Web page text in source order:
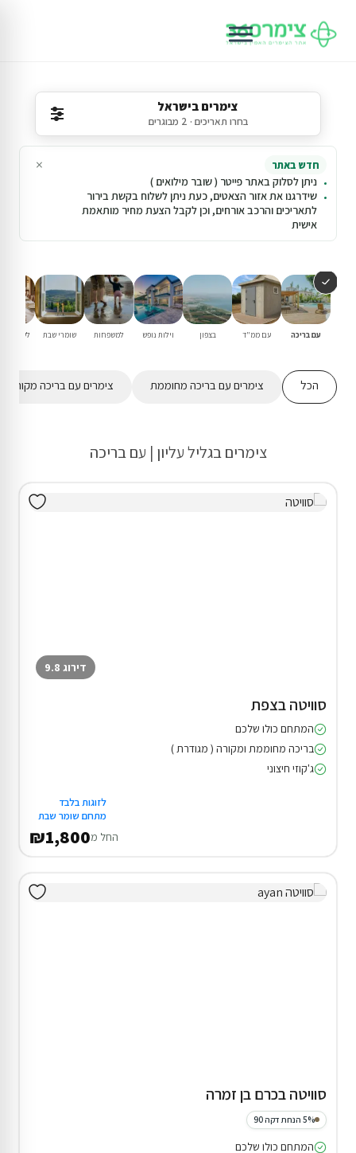
צימרים בישראל
בחרו תאריכים · 2 מבוגרים
חדש באתר
ניתן לסלוק באתר פייטר ( שובר מילואים )
שידרגנו את אזור הצאטים, כעת ניתן לשלוח בקשת בירור
לתאריכים והרכב אורחים, וכן לקבל הצעת מחיר מותאמת
אישית
×
עם בריכה עם ממ"ד בצפון וילות נופש למשפחות שומרי שבת לשבתות
הכל צימרים עם בריכה מחוממת צימרים עם בריכה מקורה
צימרים בגליל עליון | עם בריכה
דירוג 9.8
סוויטה בצפת
המתחם כולו שלכם
בריכה מחוממת ומקורה ( מגודרת )
ג'קוזי חיצוני
לזוגות בלבד
מתחם שומר שבת
החל מ₪1,800
סוויטה בכרם בן זמרה
5% הנחת דקה 90
המתחם כולו שלכם